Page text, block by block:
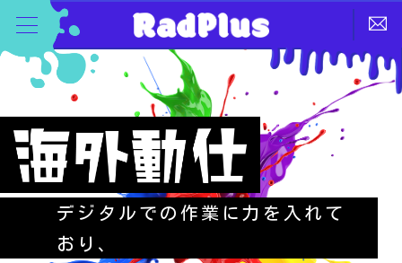
デジタルでの作業に力を入れて
おり、